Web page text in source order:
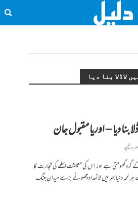
دیا – اوریا مقبول جان
لکھیے
گھومتی ہے اور اس کی معیشت اسلحے کی تجارت کا
دنیا بھر میں لاتعداد چھوٹے بڑے میدانِ جنگ